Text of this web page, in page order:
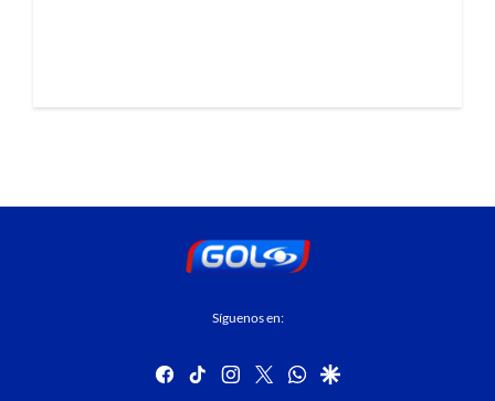
Síguenos en:
facebook
tiktok instagram
twitterwhatsapp
google